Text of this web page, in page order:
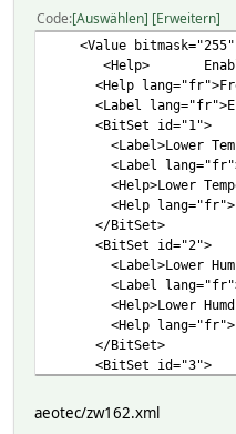
<Help>Water
</BitSet>
<BitSet id="6">
<Label>Access
<Help>Access
</BitSet>
<BitSet id="7">
<Label>Home
<Help>Home
</BitSet>
<BitSet id="8">
<Label>Motion
<Help>Motion
</BitSet>
</Value>
Code Auswählen Erweitern
<Value
<Help> Enable/
<Help
<Label
<BitSet id="1">
<Label>Lower
<Label
<Help>Lower
<Help
</BitSet>
<BitSet id="2">
<Label>Lower
<Label
<Help>Lower
<Help
</BitSet>
<BitSet id="3">
<Label
aeotec/zw162.xml